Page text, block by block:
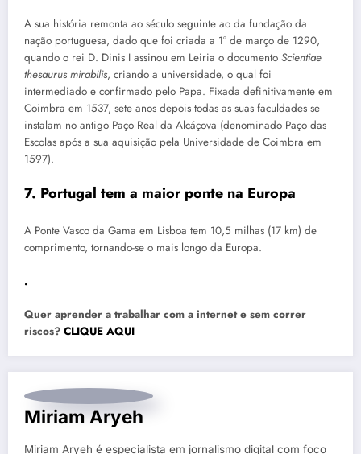
A sua história remonta ao século seguinte ao da fundação da
nação portuguesa, dado que foi criada a 1° de março de 1290,
quando o rei D. Dinis I assinou em Leiria o documento Scientiae
thesaurus mirabilis, criando a universidade, o qual foi
intermediado e confirmado pelo Papa. Fixada definitivamente em
Coimbra em 1537, sete anos depois todas as suas faculdades se
instalam no antigo Paço Real da Alcáçova (denominado Paço das
Escolas após a sua aquisição pela Universidade de Coimbra em
1597).
7. Portugal tem a maior ponte na Europa
A Ponte Vasco da Gama em Lisboa tem 10,5 milhas (17 km) de
comprimento, tornando-se o mais longo da Europa.
.
Quer aprender a trabalhar com a internet e sem correr
riscos? CLIQUE AQUI
Miriam Aryeh
Miriam Aryeh é especialista em jornalismo digital com foco